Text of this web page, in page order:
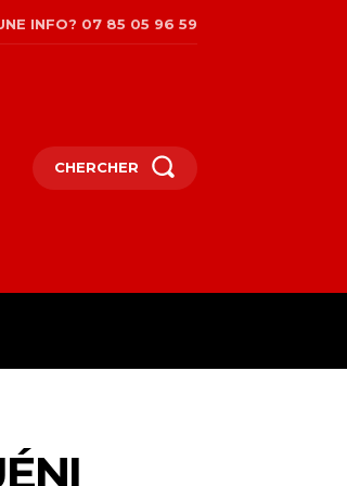
INFO? 07 85 05 96 59
CHERCHER